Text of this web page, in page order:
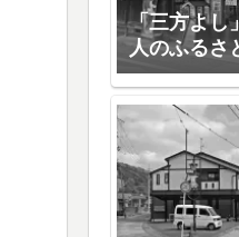
「三方よし
人のふるさ